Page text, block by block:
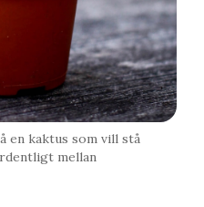
en kaktus som vill stå
mellan